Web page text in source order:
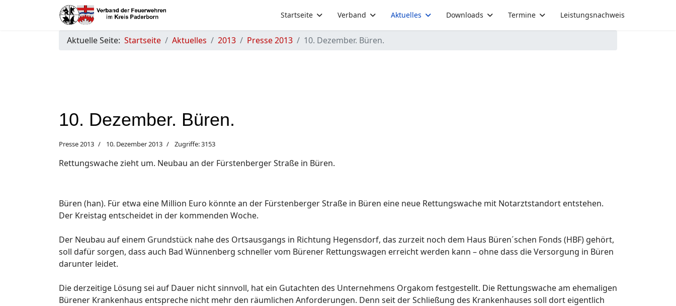
Startseite Verband Aktuelles Downloads Termine Leistungsnachweis
Aktuelle Seite: Startseite Aktuelles 2013 Presse 2013 10. Dezember. Büren.
10. Dezember. Büren.
Presse 2013 10. Dezember 2013 Zugriffe: 3153
Rettungswache zieht um. Neubau an der Fürstenberger Straße in Büren.
Büren (han). Für etwa eine Million Euro könnte an der Fürstenberger Straße in Büren eine neue Rettungswache mit Notarztstandort entstehen.
Der Kreistag entscheidet in der kommenden Woche.
Der Neubau auf einem Grundstück nahe des Ortsausgangs in Richtung Hegensdorf, das zurzeit noch dem Haus Büren´schen Fonds (HBF) gehört,
soll dafür sorgen, dass auch Bad Wünnenberg schneller vom Bürener Rettungswagen erreicht werden kann – ohne dass die Versorgung in Büren
darunter leidet.
Die derzeitige Lösung sei auf Dauer nicht sinnvoll, hat ein Gutachten des Unternehmens Orgakom festgestellt. Die Rettungswache am ehemaligen
Bürener Krankenhaus entspreche nicht mehr den räumlichen Anforderungen. Denn seit der Schließung des Krankenhauses soll dort eigentlich